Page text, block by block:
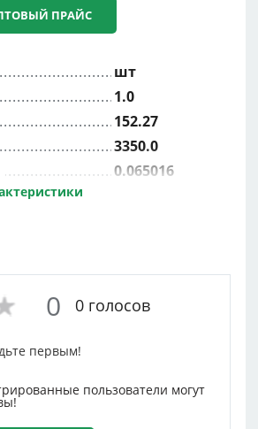
ПРАЙС
шт
1.0
152.27
3350.0
0.065016
0 0 голосов
первым!
пользователи могут